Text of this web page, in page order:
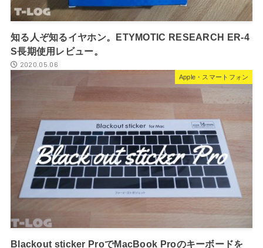
知る人ぞ知るイヤホン。ETYMOTIC RESEARCH ER-4
S長期使用レビュー。
2020.05.06
Apple・スマートフォン
Blackout sticker ProでMacBook Proのキーボードを